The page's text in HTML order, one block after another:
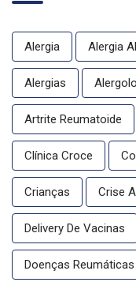
Alergia Alergia
Alergias
Artrite Reumatoide
Clínica Croce
Crianças Crise
Delivery De Vacinas
Doenças Reumáticas